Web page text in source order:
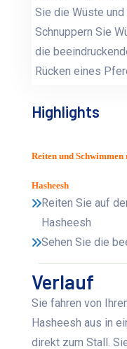
Sie die Wüste
Schnuppern Sie
die
Rücken eines
Highlights
Reiten und
Hasheesh
Reiten Sie auf
Hasheesh
Sehen Sie die
Verlauf
Sie fahren von
Hasheesh aus in
direkt zum Stall.